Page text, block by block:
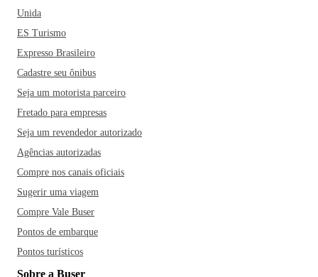
Unida
ES Turismo
Expresso Brasileiro
Cadastre seu ônibus
Seja um motorista parceiro
Fretado para empresas
Seja um revendedor autorizado
Agências autorizadas
Compre nos canais oficiais
Sugerir uma viagem
Compre Vale Buser
Pontos de embarque
Pontos turísticos
Sobre a Buser